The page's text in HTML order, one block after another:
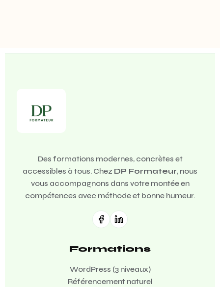
Des formations modernes, concrètes et
accessibles à tous. Chez DP Formateur, nous
vous accompagnons dans votre montée en
compétences avec méthode et bonne humeur.
Formations
WordPress (3 niveaux)
Référencement naturel